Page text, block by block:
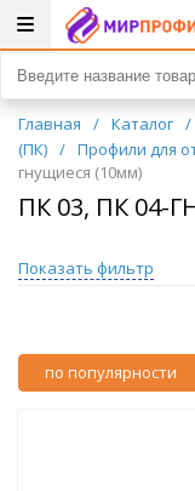
Главная / Каталог /
(ПК) / Профили для
гнущиеся (10мм)
ПК 03, ПК 04-
Показать фильтр
по популярности